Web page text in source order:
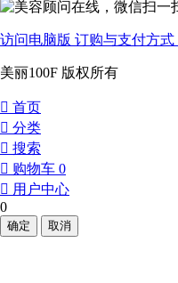
访问电脑版 订购与支付方式
美丽100F 版权所有
󰀁 首页
󰀂 分类
󰀃 搜索
󰀄 购物车 0
󰀅 用户中心
0
确定 取消